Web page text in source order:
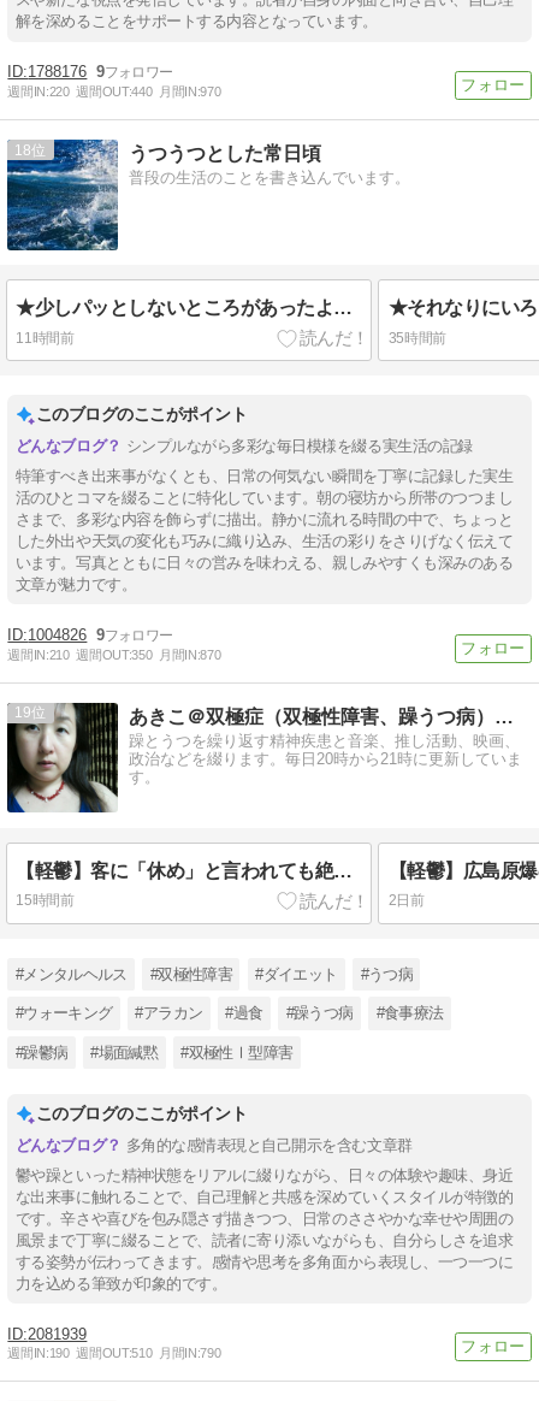
解を深めることをサポートする内容となっています。
1788176 9
週間IN:220 週間OUT:440 月間IN:970
18 うつうつとした常日頃
普段の生活のことを書き込んでいます。
★少しパッとしないところがあったようで……。
11時間前 35時間前
このブログのここがポイント
シンプルながら多彩な毎日模様を綴る実生活の記録
特筆すべき出来事がなくとも、日常の何気ない瞬間を丁寧に記録した実生
活のひとコマを綴ることに特化しています。朝の寝坊から所帯のつつまし
さまで、多彩な内容を飾らずに描出。静かに流れる時間の中で、ちょっと
した外出や天気の変化も巧みに織り込み、生活の彩りをさりげなく伝えて
います。写真とともに日々の営みを味わえる、親しみやすくも深みのある
文章が魅力です。
1004826 9
週間IN:210 週間OUT:350 月間IN:870
19 あきこ＠双極症（双極性障害、躁うつ病）と共に生きる
躁とうつを繰り返す精神疾患と音楽、推し活動、映画、
政治などを綴ります。毎日20時から21時に更新していま
す。
【軽鬱】客に「休め」と言われても絶対休まないマン
15時間前
【軽鬱】広島原
2日前
#メンタルヘルス #双極性障害 #ダイエット #うつ病
#ウォーキング #アラカン #過食 #躁うつ病 #食事療法
#躁鬱病 #場面緘黙 #双極性Ⅰ型障害
このブログのここがポイント
多角的な感情表現と自己開示を含む文章群
鬱や躁といった精神状態をリアルに綴りながら、日々の体験や趣味、身近
な出来事に触れることで、自己理解と共感を深めていくスタイルが特徴的
です。辛さや喜びを包み隠さず描きつつ、日常のささやかな幸せや周囲の
風景まで丁寧に綴ることで、読者に寄り添いながらも、自分らしさを追求
する姿勢が伝わってきます。感情や思考を多角面から表現し、一つ一つに
力を込める筆致が印象的です。
2081939
週間IN:190 週間OUT:510 月間IN:790